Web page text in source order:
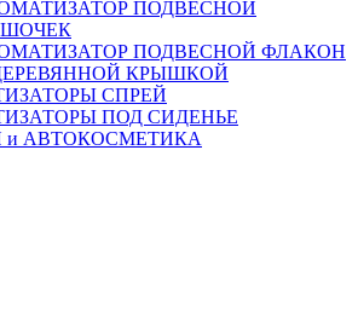
ПОДВЕСНОЙ
ПОДВЕСНОЙ ФЛАКОН
КРЫШКОЙ
СПРЕЙ
ПОД СИДЕНЬЕ
АВТОКОСМЕТИКА